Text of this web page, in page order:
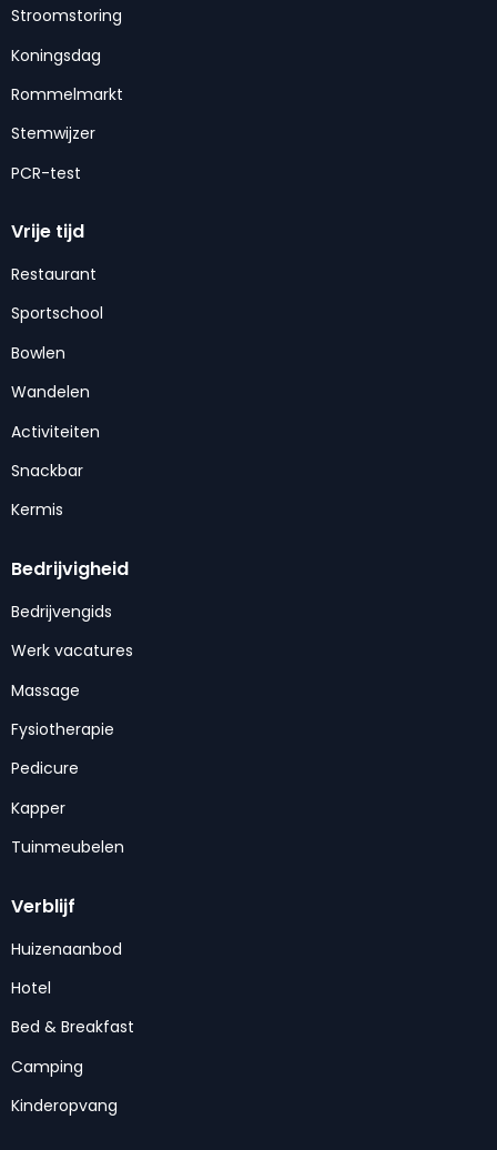
Stroomstoring
Koningsdag
Rommelmarkt
Stemwijzer
PCR-test
Vrije tijd
Restaurant
Sportschool
Bowlen
Wandelen
Activiteiten
Snackbar
Kermis
Bedrijvigheid
Bedrijvengids
Werk vacatures
Massage
Fysiotherapie
Pedicure
Kapper
Tuinmeubelen
Verblijf
Huizenaanbod
Hotel
Bed & Breakfast
Camping
Kinderopvang